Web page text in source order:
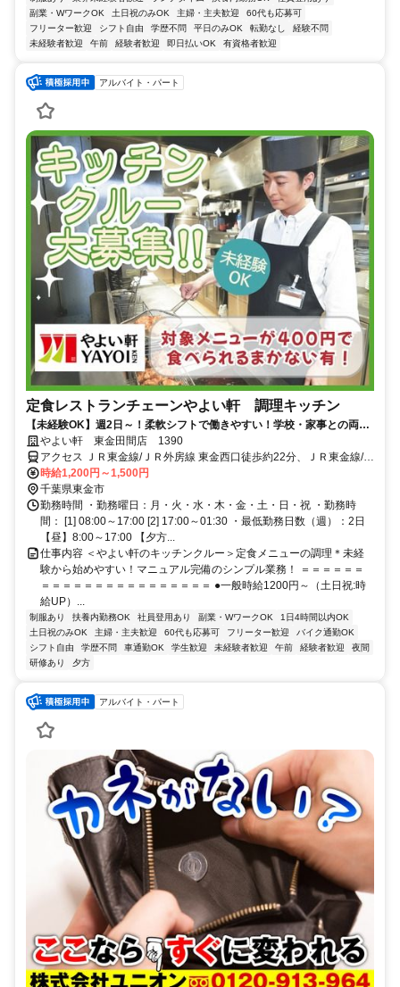
副業・WワークOK
土日祝のみOK 主婦・主夫歓迎
60代も応募可
フリーター歓迎
シフト自由 学歴不問 平日のみOK 転勤なし
経験不問
未経験者歓迎
午前 経験者歓迎 即日払いOK 有資格者歓迎
アルバイト・パート
定食レストランチェーンやよい軒 調理キッチン
【未経験OK】週2日～！柔軟シフトで働きやすい！学校・家事との両立
◎＜オンライン面接実施中＞
やよい軒 東金田間店 1390
アクセス ＪＲ東金線/ＪＲ外房線 東金西口徒歩約22分、ＪＲ東金線/Ｊ
Ｒ外房線 求名出入口1徒歩約28分、ＪＲ東金線/ＪＲ外房線 福俵徒歩
約55分 求名駅出入口1より車4分
時給1,200円～1,500円
千葉県東金市
勤務時間 ・勤務曜日：月・火・水・木・金・土・日・祝 ・勤務時
間： [1] 08:00～17:00 [2] 17:00～01:30 ・最低勤務日数（週）：2日
【昼】8:00～17:00 【夕方...
仕事内容 ＜やよい軒のキッチンクルー＞定食メニューの調理＊未経
験から始めやすい！マニュアル完備のシンプル業務！ ＝＝＝＝＝＝
＝＝＝＝＝＝＝＝＝＝＝＝＝＝＝＝ ●一般時給1200円～（土日祝:時
給UP）...
制服あり 扶養内勤務OK 社員登用あり 副業・WワークOK
1日4時間以内OK
土日祝のみOK
主婦・主夫歓迎 60代も応募可 フリーター歓迎
バイク通勤OK
シフト自由
学歴不問 車通勤OK 学生歓迎 未経験者歓迎 午前 経験者歓迎
夜間
研修あり
夕方
アルバイト・パート